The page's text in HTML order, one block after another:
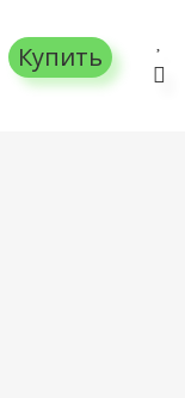
Купить